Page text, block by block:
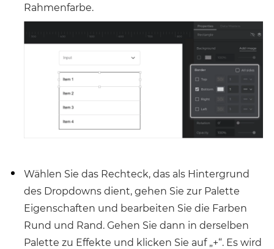
Rahmenfarbe.
Wählen Sie das Rechteck, das als Hintergrund
des Dropdowns dient, gehen Sie zur Palette
Eigenschaften und bearbeiten Sie die Farben
Rund und Rand. Gehen Sie dann in derselben
Palette zu Effekte und klicken Sie auf „+“. Es wird